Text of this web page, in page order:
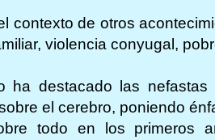
contexto de otros
violencia conyugal,
ha destacado las
el cerebro, poniendo
todo en los primeros